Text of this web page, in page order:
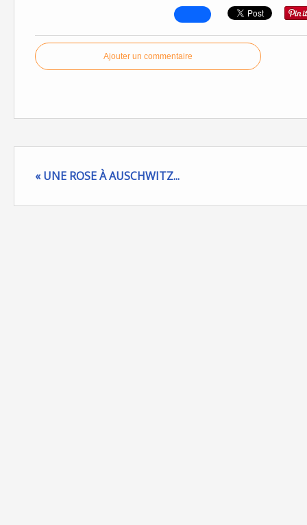
Ajouter un commentaire
« UNE ROSE À AUSCHWITZ...